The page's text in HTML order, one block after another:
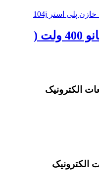
خازن پلی استر 100 نانو 400 ولت (
الکترونیک
الکترونیک